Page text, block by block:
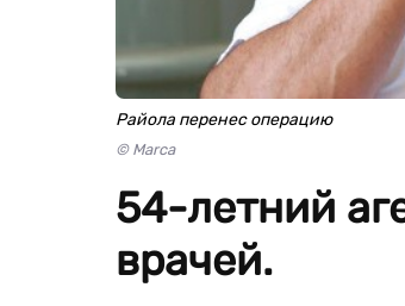
Райола перенес операцию
© Marca
54-летний
врачей.